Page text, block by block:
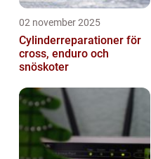
02 november 2025
Cylinderreparationer för
cross, enduro och
snöskoter